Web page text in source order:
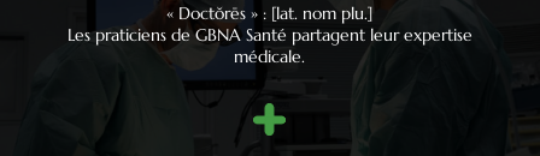
« Doctŏrēs » : [lat. nom plu.]
Les praticiens de GBNA Santé partagent leur expertise
médicale.